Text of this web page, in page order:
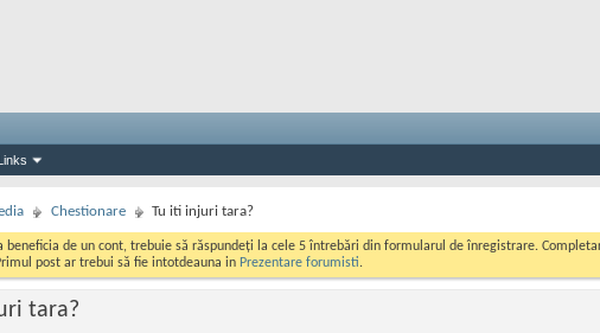
Chestionare Tu iti injuri tara?
beneficia de un cont, trebuie să răspundeți la cele 5 întrebări din formularul de înregistrare.
post ar trebui să fie intotdeauna in Prezentare forumisti.
tara?